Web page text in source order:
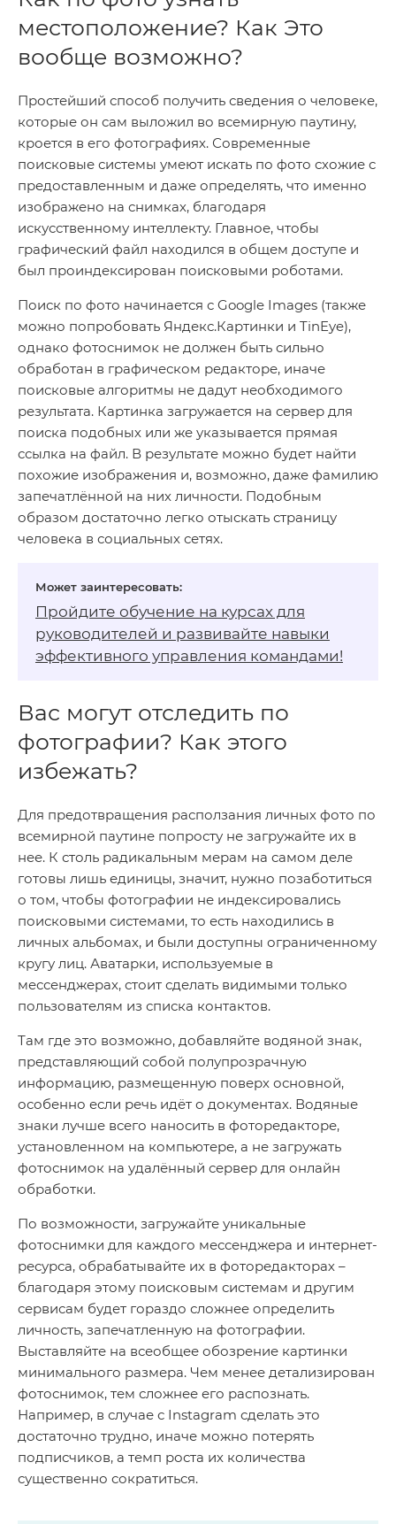
местоположение? Как Это
вообще возможно?
Простейший способ получить сведения о человеке,
которые он сам выложил во всемирную паутину,
кроется в его фотографиях. Современные
поисковые системы умеют искать по фото схожие с
предоставленным и даже определять, что именно
изображено на снимках, благодаря
искусственному интеллекту. Главное, чтобы
графический файл находился в общем доступе и
был проиндексирован поисковыми роботами.
Поиск по фото начинается с Google Images (также
можно попробовать Яндекс.Картинки и TinEye),
однако фотоснимок не должен быть сильно
обработан в графическом редакторе, иначе
поисковые алгоритмы не дадут необходимого
результата. Картинка загружается на сервер для
поиска подобных или же указывается прямая
ссылка на файл. В результате можно будет найти
похожие изображения и, возможно, даже фамилию
запечатлённой на них личности. Подобным
образом достаточно легко отыскать страницу
человека в социальных сетях.
Пройдите обучение на курсах для
руководителей и развивайте навыки
эффективного управления командами!
Вас могут отследить по
фотографии? Как этого
избежать?
Для предотвращения расползания личных фото по
всемирной паутине попросту не загружайте их в
нее. К столь радикальным мерам на самом деле
готовы лишь единицы, значит, нужно позаботиться
о том, чтобы фотографии не индексировались
поисковыми системами, то есть находились в
личных альбомах, и были доступны ограниченному
кругу лиц. Аватарки, используемые в
мессенджерах, стоит сделать видимыми только
пользователям из списка контактов.
Там где это возможно, добавляйте водяной знак,
представляющий собой полупрозрачную
информацию, размещенную поверх основной,
особенно если речь идёт о документах. Водяные
знаки лучше всего наносить в фоторедакторе,
установленном на компьютере, а не загружать
фотоснимок на удалённый сервер для онлайн
обработки.
По возможности, загружайте уникальные
фотоснимки для каждого мессенджера и интернет-
ресурса, обрабатывайте их в фоторедакторах –
благодаря этому поисковым системам и другим
сервисам будет гораздо сложнее определить
личность, запечатленную на фотографии.
Выставляйте на всеобщее обозрение картинки
минимального размера. Чем менее детализирован
фотоснимок, тем сложнее его распознать.
Например, в случае с Instagram сделать это
достаточно трудно, иначе можно потерять
подписчиков, а темп роста их количества
существенно сократиться.